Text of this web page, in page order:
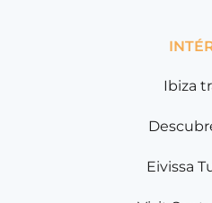
Ibiza
Eivissa